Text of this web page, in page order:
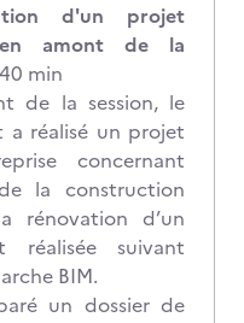
d'un projet
amont de la
40 min
de la session, le
a réalisé un projet
concernant
la construction
rénovation d’un
réalisée suivant
BIM.
un dossier de